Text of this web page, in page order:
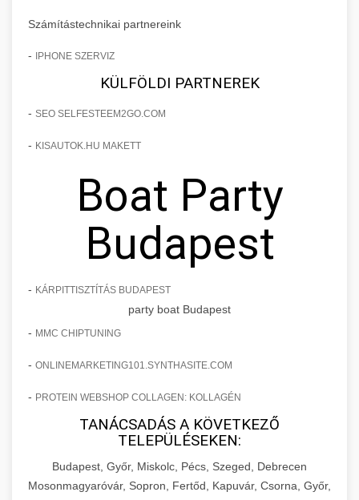
Számítástechnikai partnereink
- IPHONE SZERVIZ
KÜLFÖLDI PARTNEREK
- SEO SELFESTEEM2GO.COM
- KISAUTOK.HU MAKETT
Boat Party
Budapest
- KÁRPITTISZTÍTÁS BUDAPEST
party boat Budapest
- MMC CHIPTUNING
- ONLINEMARKETING101.SYNTHASITE.COM
- PROTEIN WEBSHOP COLLAGEN: KOLLAGÉN
TANÁCSADÁS A KÖVETKEZŐ
TELEPÜLÉSEKEN:
Budapest, Győr, Miskolc, Pécs, Szeged, Debrecen
Mosonmagyaróvár, Sopron, Fertőd, Kapuvár, Csorna, Győr,